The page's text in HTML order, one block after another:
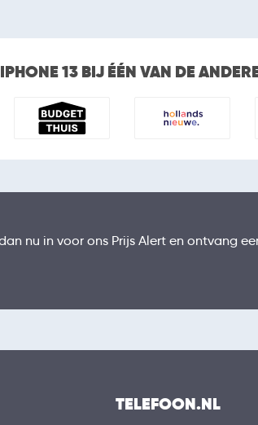
13 BIJ ÉÉN VAN DE
nu in voor ons Prijs Alert en ontvang
TELEFOON.NL